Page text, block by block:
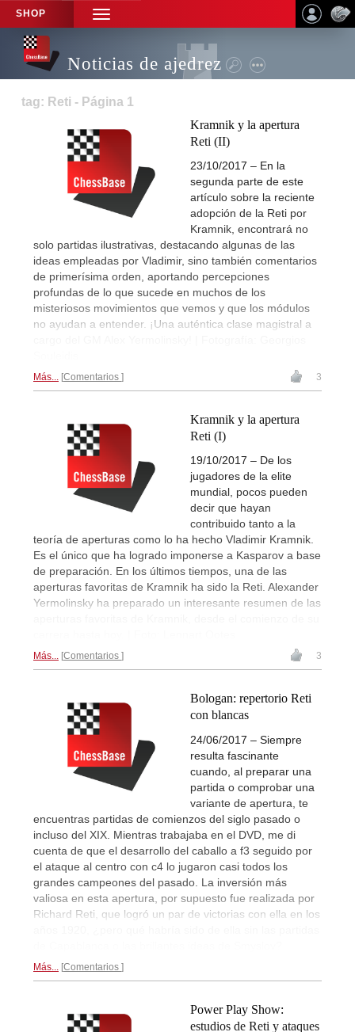
SHOP
TOGGLE
NAVIGATION
Noticias de ajedrez
tag: Reti - Página 1
Kramnik y la apertura
Reti (II)
23/10/2017 – En la
segunda parte de este
artículo sobre la reciente
adopción de la Reti por
Kramnik, encontrará no
solo partidas ilustrativas, destacando algunas de las
ideas empleadas por Vladimir, sino también comentarios
de primerísima orden, aportando percepciones
profundas de lo que sucede en muchos de los
misteriosos movimientos que vemos y que los módulos
no ayudan a entender. ¡Una auténtica clase magistral a
Más... Comentarios 3
Kramnik y la apertura
Reti (I)
19/10/2017 – De los
jugadores de la elite
mundial, pocos pueden
decir que hayan
contribuido tanto a la
teoría de aperturas como lo ha hecho Vladimir Kramnik.
Es el único que ha logrado imponerse a Kasparov a base
de preparación. En los últimos tiempos, una de las
aperturas favoritas de Kramnik ha sido la Reti. Alexander
Yermolinsky ha preparado un interesante resumen de las
Más... Comentarios 3
Bologan: repertorio Reti
con blancas
24/06/2017 – Siempre
resulta fascinante
cuando, al preparar una
partida o comprobar una
variante de apertura, te
encuentras partidas de comienzos del siglo pasado o
incluso del XIX. Mientras trabajaba en el DVD, me di
cuenta de que el desarrollo del caballo a f3 seguido por
el ataque al centro con c4 lo jugaron casi todos los
grandes campeones del pasado. La inversión más
valiosa en esta apertura, por supuesto fue realizada por
Richard Reti, que logró un par de victorias con ella en los
Más... Comentarios
Power Play Show:
estudios de Reti y ataques